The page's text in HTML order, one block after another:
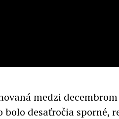
medzi decembrom
desaťročia sporné,